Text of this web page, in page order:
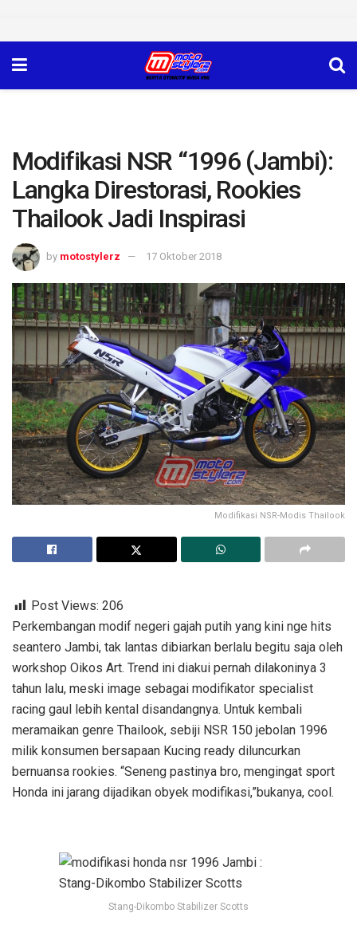
Modifikasi NSR “1996 (Jambi):
Langka Direstorasi, Rookies
Thailook Jadi Inspirasi
by motostylerz 17 Oktober 2018
Modifikasi NSR-Modis Thailook
Post Views: 206
Perkembangan modif negeri gajah putih yang kini nge hits
seantero Jambi, tak lantas dibiarkan berlalu begitu saja oleh
workshop Oikos Art. Trend ini diakui pernah dilakoninya 3
tahun lalu, meski image sebagai modifikator specialist
racing gaul lebih kental disandangnya. Untuk kembali
meramaikan genre Thailook, sebiji NSR 150 jebolan 1996
milik konsumen bersapaan Kucing ready diluncurkan
bernuansa rookies. “Seneng pastinya bro, mengingat sport
Honda ini jarang dijadikan obyek modifikasi,”bukanya, cool.
Stang-Dikombo Stabilizer Scotts